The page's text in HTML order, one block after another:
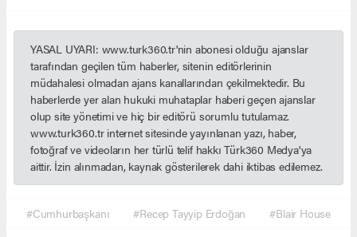
YASAL UYARI: www.turk360.tr'nin abonesi olduğu ajanslar
tarafından geçilen tüm haberler, sitenin editörlerinin
müdahalesi olmadan ajans kanallarından çekilmektedir. Bu
haberlerde yer alan hukuki muhataplar haberi geçen ajanslar
olup site yönetimi ve hiç bir editörü sorumlu tutulamaz.
www.turk360.tr internet sitesinde yayınlanan yazı, haber,
fotoğraf ve videoların her türlü telif hakkı Türk360 Medya'ya
aittir. İzin alınmadan, kaynak gösterilerek dahi iktibas edilemez.
#Cumhurbaşkanı #Recep Tayyip Erdoğan #Blair House